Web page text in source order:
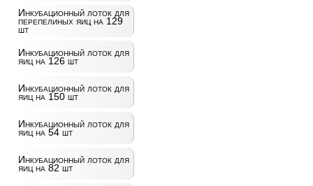
Инкубационный лоток для
перепелиных яиц на 129
шт
Инкубационный лоток для
яиц на 126 шт
Инкубационный лоток для
яиц на 150 шт
Инкубационный лоток для
яиц на 54 шт
Инкубационный лоток для
яиц на 82 шт